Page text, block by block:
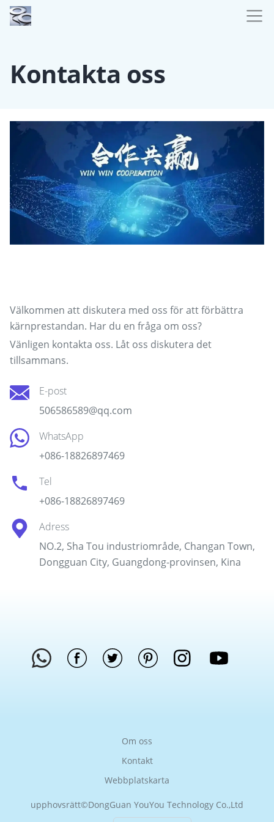
Kontakta oss
Välkommen att diskutera med oss för att förbättra
kärnprestandan. Har du en fråga om oss?
Vänligen kontakta oss. Låt oss diskutera det
tillsammans.
E-post
506586589@qq.com
WhatsApp
+086-18826897469
Tel
+086-18826897469
Adress
NO.2, Sha Tou industriområde, Changan Town,
Dongguan City, Guangdong-provinsen, Kina
Om oss
Kontakt
Webbplatskarta
upphovsrätt©DongGuan YouYou Technology Co.,Ltd